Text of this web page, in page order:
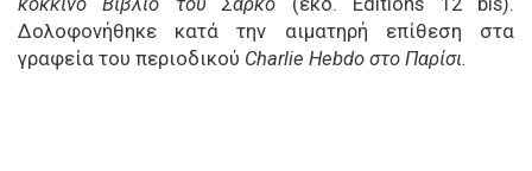
Δολοφονήθηκε κατά την αιματηρή επίθεση στα
γραφεία του περιοδικού Charlie Hebdo στο Παρίσι.